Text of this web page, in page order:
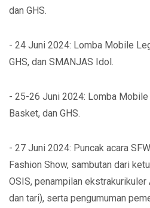
dan GHS.
- 24 Juni 2024: Lomba Mobile
GHS, dan SMANJAS Idol.
- 25-26 Juni 2024: Lomba
Basket, dan GHS.
- 27 Juni 2024: Puncak acara
Fashion Show, sambutan dari
OSIS, penampilan
dan tari), serta pengumuman